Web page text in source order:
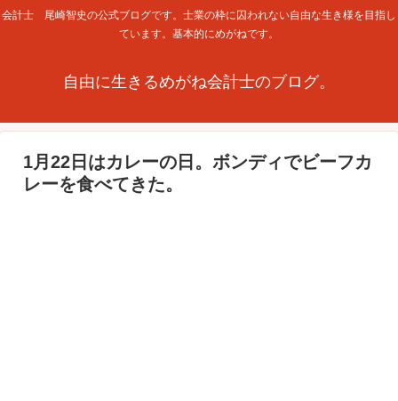
会計士 尾崎智史の公式ブログです。士業の枠に囚われない自由な生き様を目指し
ています。基本的にめがねです。
自由に生きるめがね会計士のブログ。
1月22日はカレーの日。ボンディでビーフカ
レーを食べてきた。